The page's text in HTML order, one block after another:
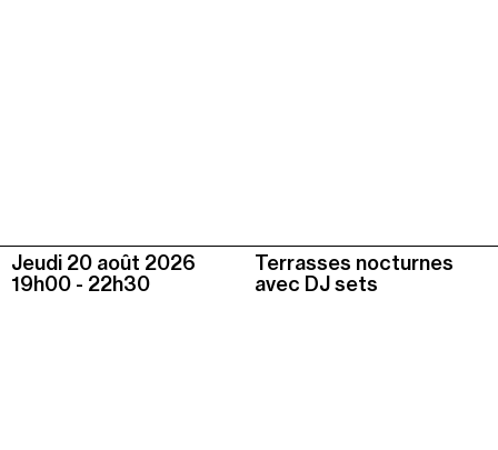
Jeudi 20 août 2026
19h00 - 22h30
Terrasses nocturnes
avec DJ sets